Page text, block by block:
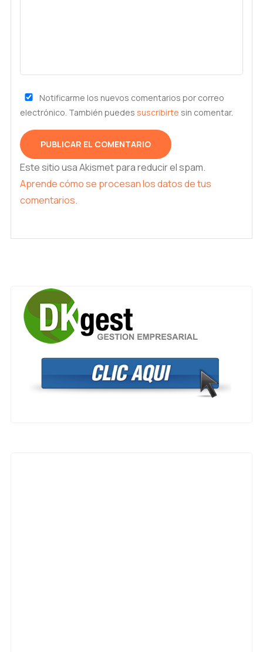
Notificarme los nuevos comentarios por correo
electrónico. También puedes suscribirte sin comentar.
Este sitio usa Akismet para reducir el spam.
Aprende cómo se procesan los datos de tus
comentarios.